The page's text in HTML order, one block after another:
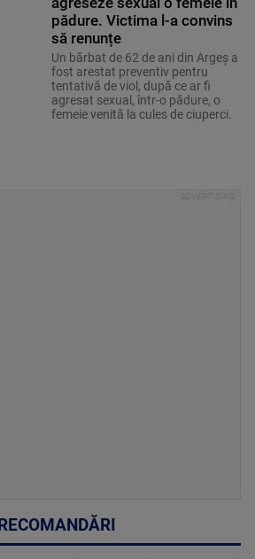
pădure. Victima l-a convins
să renunțe
Un bărbat de 62 de ani din Argeș a
fost arestat preventiv pentru
tentativă de viol, după ce ar fi
agresat sexual, într-o pădure, o
femeie venită la cules de ciuperci.
RECOMANDĂRI